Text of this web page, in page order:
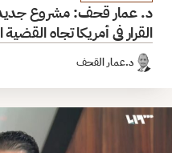
د. عمار قحف: مشروع
القرار في أمريكا تجاه
د.عمار القحف